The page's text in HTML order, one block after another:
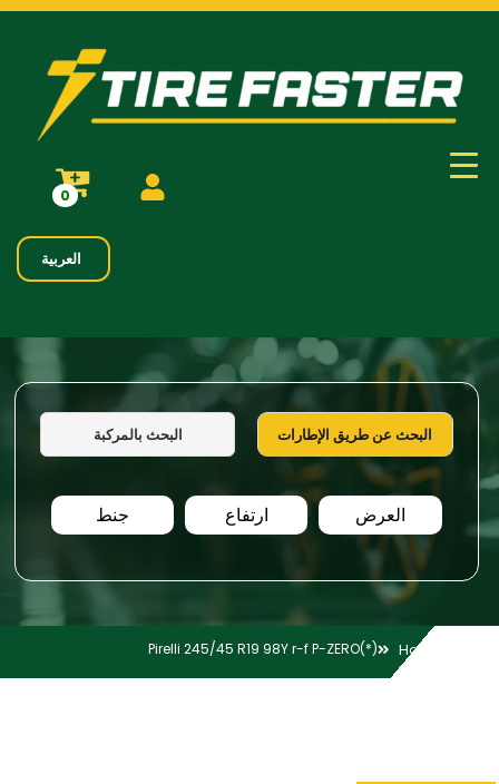
0
العربية
البحث عن طريق الإطارات البحث بالمركبة
العرض ارتفاع جنط
Home
Pirelli 245/45 R19 98Y r-f P-ZERO(*)